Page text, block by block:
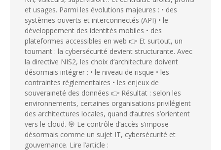
et usages. Parmi les évolutions majeures : • des
systèmes ouverts et interconnectés (API) • le
développement des identités mobiles • des
plateformes accessibles en web 👉 Et surtout, un
tournant : la cybersécurité devient structurante. Avec
la directive NIS2, les choix d’architecture doivent
désormais intégrer : • le niveau de risque • les
contraintes réglementaires • les enjeux de
souveraineté des données 👉 Résultat : selon les
environnements, certaines organisations privilégient
des architectures locales, quand d’autres s’orientent
vers le cloud. 🎯 Le contrôle d’accès s’impose
désormais comme un sujet IT, cybersécurité et
gouvernance. Lire l’article :